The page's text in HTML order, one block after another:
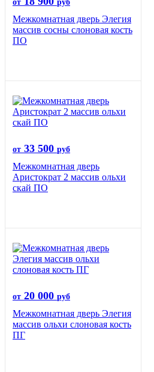
от руб
Межкомнатная дверь Элегия
массив сосны слоновая кость
ПО
от 33 500 руб
Межкомнатная дверь
Аристократ 2 массив ольхи
скай ПО
от 20 000 руб
Межкомнатная дверь Элегия
массив ольхи слоновая кость
ПГ